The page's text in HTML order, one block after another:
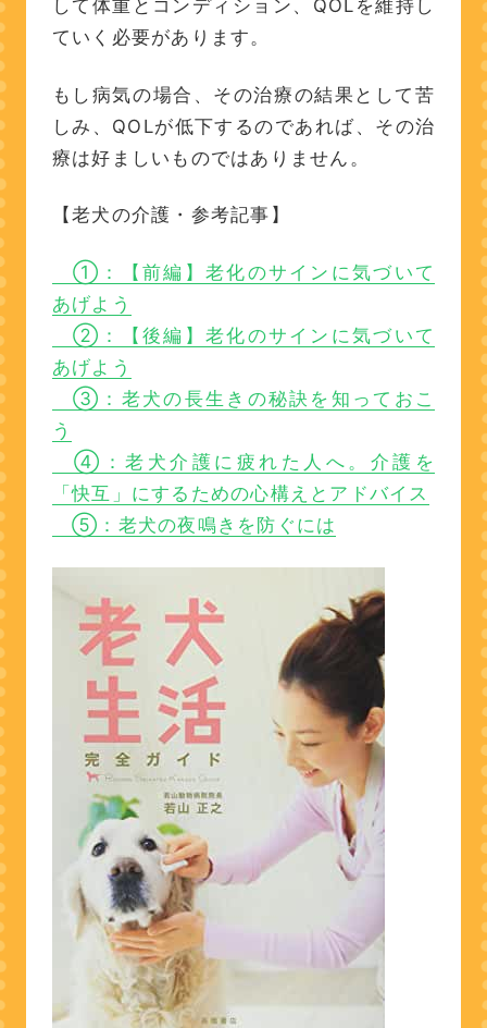
して体重とコンディション、QOLを維持し
ていく必要があります。
もし病気の場合、その治療の結果として苦
しみ、QOLが低下するのであれば、その治
療は好ましいものではありません。
【老犬の介護・参考記事】
①：【前編】老化のサインに気づいて
あげよう
②：【後編】老化のサインに気づいて
あげよう
③：老犬の長生きの秘訣を知っておこ
う
④：老犬介護に疲れた人へ。介護を
「快互」にするための心構えとアドバイス
⑤：老犬の夜鳴きを防ぐには